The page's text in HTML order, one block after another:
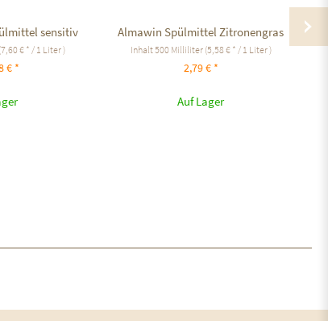
sensitiv
(7,60 € * / 1 Liter )
€ *
Almawin Spülmittel Zitronengras
Inhalt500 Milliliter (5,58 € * / 1 Liter )
2,79 € *
Auf Lager